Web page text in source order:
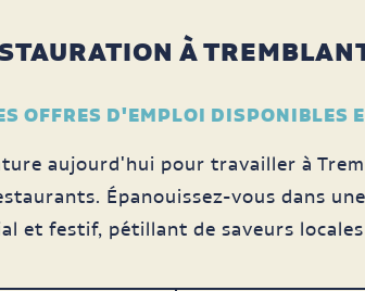
À
OFFRES D'EMPLOI DISPONIBLES
aujourd'hui pour travailler à
Épanouissez-vous dans
et festif, pétillant de saveurs